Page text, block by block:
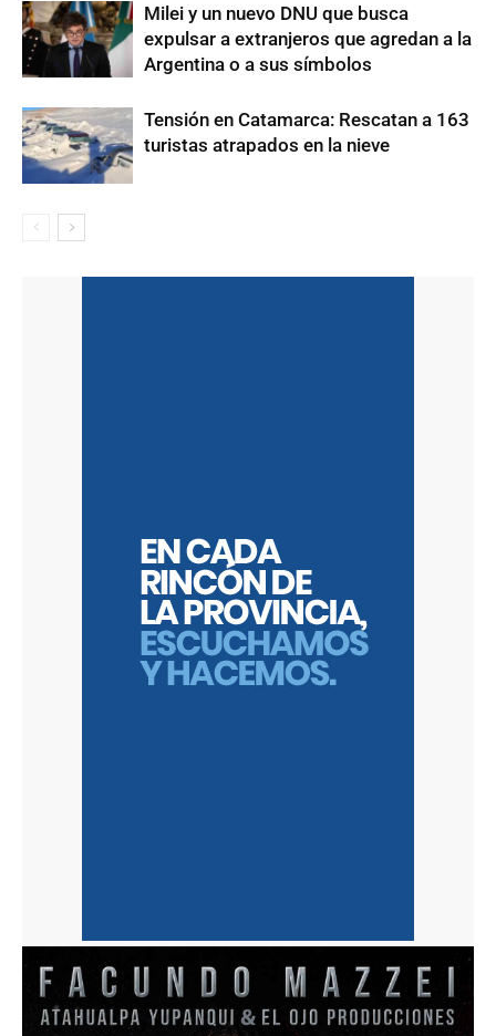
Milei y un nuevo DNU que busca
expulsar a extranjeros que agredan a la
Argentina o a sus símbolos
Tensión en Catamarca: Rescatan a 163
turistas atrapados en la nieve